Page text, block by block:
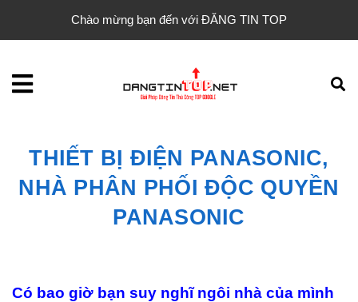
Chào mừng bạn đến với ĐĂNG TIN TOP
THIẾT BỊ ĐIỆN PANASONIC,
NHÀ PHÂN PHỐI ĐỘC QUYỀN
PANASONIC
Có bao giờ bạn suy nghĩ ngôi nhà của mình